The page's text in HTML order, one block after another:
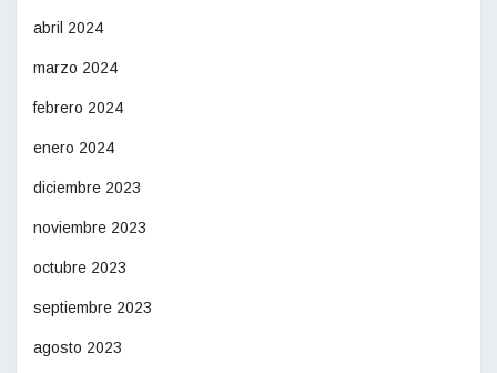
abril 2024
marzo 2024
febrero 2024
enero 2024
diciembre 2023
noviembre 2023
octubre 2023
septiembre 2023
agosto 2023